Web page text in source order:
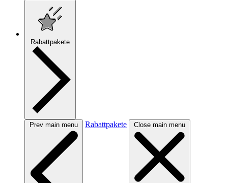
Rabattpakete
Prev main menu Rabattpakete Close main menu